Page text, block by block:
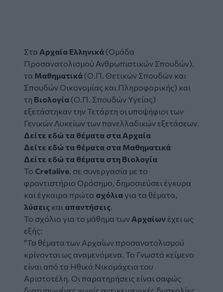
Στα Αρχαία Ελληνικά (Ομάδα
Προσανατολισμού Ανθρωπιστικών Σπουδών),
τα Μαθηματικά (Ο.Π. Θετικών Σπουδών και
Σπουδών Οικονομίας και Πληροφορικής) και
τη Βιολογία (Ο.Π. Σπουδών Υγείας)
εξετάστηκαν την Τετάρτη οι υποψήφιοι των
Γενικών Λυκείων των πανελλαδικών εξετάσεων.
Δείτε εδώ τα θέματα στα Αρχαία
Δείτε εδώ τα θέματα στα Μαθηματικά
Δείτε εδώ τα θέματα στη Βιολογία
Το Cretalive, σε συνεργασία με το
φροντιστήριο Ορόσημο, δημοσιεύσει έγκυρα
και έγκαιρα πρώτα σχόλια για τα θέματα,
λύσεις και απαντήσεις.
Το σχόλιο για το μάθημα των Αρχαίων έχει ως
εξής:
"Τα θέματα των Αρχαίων προσανατολισμού
κρίνονται ως αναμενόμενα. Το Γνωστό κείμενο
είναι από τα Ηθικά Νικομάχεια του
Αριστοτέλη. Οι παρατηρήσεις είναι σαφώς